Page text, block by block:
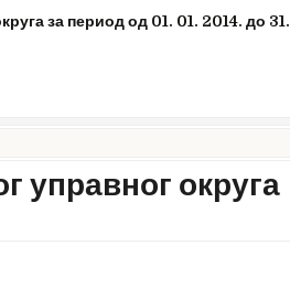
за период од 01. 01. 2014. до 31.
управног округа